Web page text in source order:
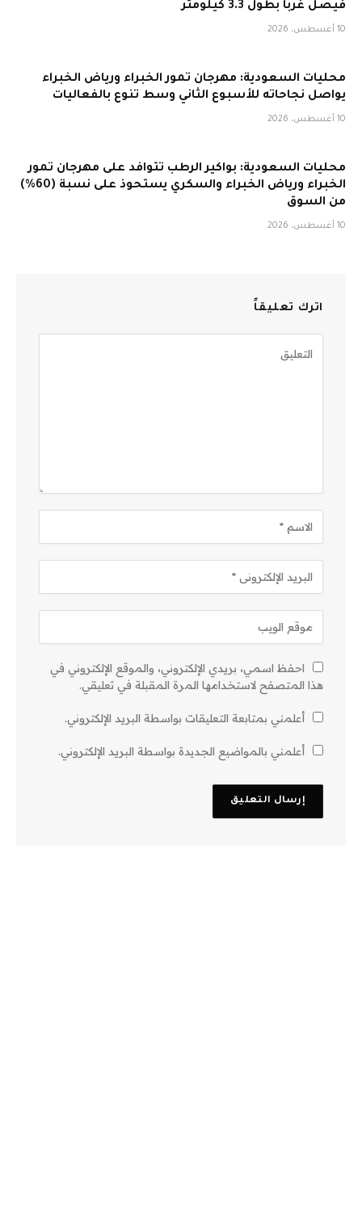
فيصل غربا بطول 3.3 كيلومتر
10 أغسطس، 2026
محليات السعودية: مهرجان تمور الخبراء ورياض الخبراء
يواصل نجاحاته للأسبوع الثاني وسط تنوع بالفعاليات
10 أغسطس، 2026
محليات السعودية: بواكير الرطب تتوافد على مهرجان تمور
الخبراء ورياض الخبراء والسكري يستحوذ على نسبة (60%)
من السوق
10 أغسطس، 2026
اترك تعليقاً
احفظ اسمي، بريدي الإلكتروني، والموقع الإلكتروني في
هذا المتصفح لاستخدامها المرة المقبلة في تعليقي.
أعلمني بمتابعة التعليقات بواسطة البريد الإلكتروني.
أعلمني بالمواضيع الجديدة بواسطة البريد الإلكتروني.